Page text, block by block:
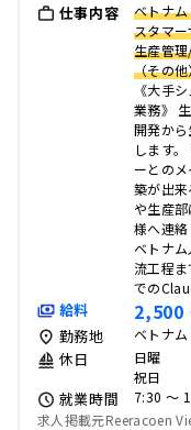
仕事内容
ベトナ
スタマ
生産管
（その
《大手
業務》
開発か
します
ーとの
築が出
や生産
様へ連
ベトナ
流工程
での
給料 2,500
勤務地 ベトナム
休日
日曜
祝日
就業時間
7:30 〜
求人掲載元Reeracoen